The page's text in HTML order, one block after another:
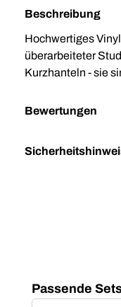
Beschreibung
Hochwertiges
überarbeiteter
Kurzhanteln - sie
Bewertungen
Produktgalerie
Passende